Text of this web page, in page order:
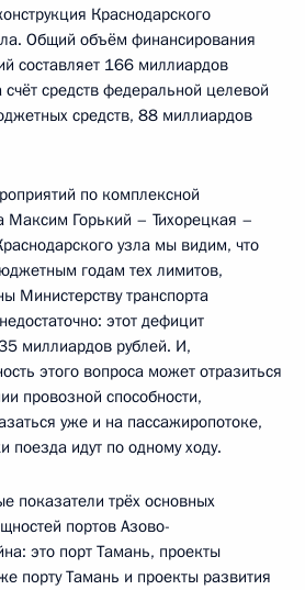
Краснодарского
Общий объём финансирования
составляет 166 миллиардов
средств федеральной целевой
средств, 88 миллиардов
по комплексной
Максим Горький – Тихорецкая –
узла мы видим, что
годам тех лимитов,
Министерству транспорта
этот дефицит
миллиардов рублей. И,
этого вопроса может отразиться
провозной способности,
уже и на пассажиропотоке,
поезда идут по одному ходу.
показатели трёх основных
портов Азово-
это порт Тамань, проекты
порту Тамань и проекты развития